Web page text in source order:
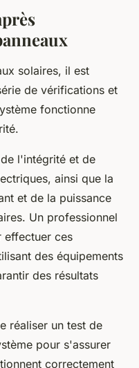
solaires, il est
de vérifications et
fonctionne
l'intégrité et de
ainsi que la
et de la puissance
Un professionnel
effectuer ces
des équipements
des résultats
réaliser un test de
pour s'assurer
correctement